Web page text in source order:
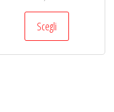
Scegli
Questo